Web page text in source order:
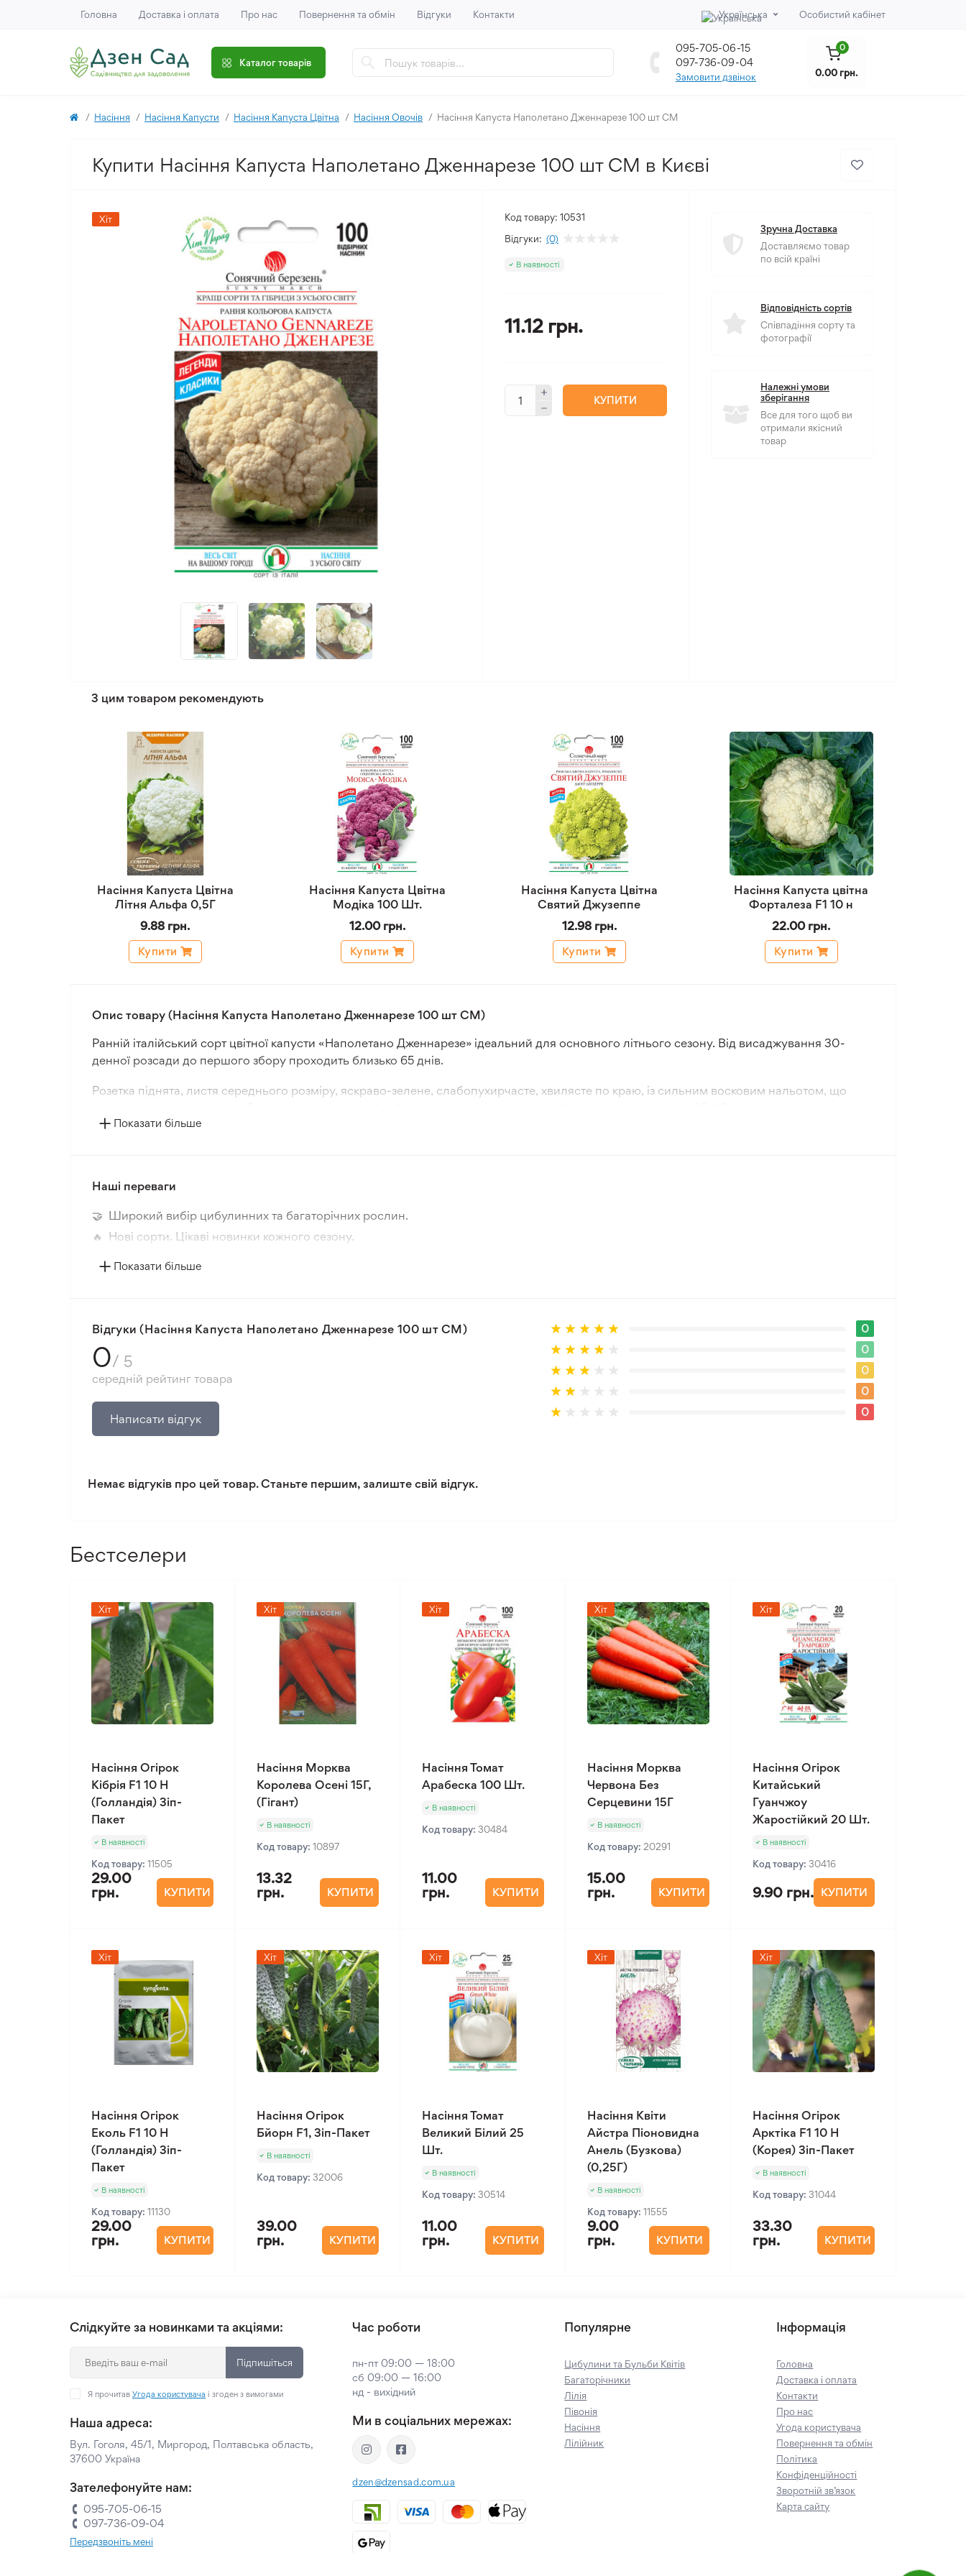
Головна Доставка і оплата Про нас Повернення та обмін Відгуки Контакти Українська Особистий кабінет
Каталог товарів
095-705-06-15
097-736-09-04
Замовити дзвінок
0
0.00 грн.
Насіння Насіння Капусти Насіння Капуста Цвітна Насіння Овочів Насіння Капуста Наполетано Дженнарезе 100 шт СМ
Купити Насіння Капуста Наполетано Дженнарезе 100 шт СМ в Києві
Хіт Код товару: 10531
Відгуки: (0)
В наявності
11.12 грн.
КУПИТИ
Зручна Доставка
Доставляємо товар
по всій країні
Відповідність сортів
Співпадіння сорту та
фотографії
Належні умови
зберігання
Все для того щоб ви
отримали якісний
товар
З цим товаром рекомендують
Насіння Капуста Цвітна
Літня Альфа 0,5Г
9.88 грн.
Купити
Насіння Капуста Цвітна
Модіка 100 Шт.
12.00 грн.
Купити
Насіння Капуста Цвітна
Святий Джузеппе
12.98 грн.
Купити
Насіння Капуста цвітна
Форталеза F1 10 н
22.00 грн.
Купити
Опис товару (Насіння Капуста Наполетано Дженнарезе 100 шт СМ)
Ранній італійський сорт цвітної капусти «Наполетано Дженнарезе» ідеальний для основного літнього сезону. Від висаджування 30-
денної розсади до першого збору проходить близько 65 днів.
Розетка піднята, листя середнього розміру, яскраво-зелене, слабопухирчасте, хвилясте по краю, із сильним восковим нальотом, що
Упаковка: 100 насінин.
Показати більше
Наші переваги
🤝 Широкий вибір цибулинних та багаторічних рослин.
🔥 Нові сорти. Цікаві новинки кожного сезону.
📸 Відповідність сортів. Співпадіння фотографії товара та реальної рослини.
Показати більше
Відгуки (Насіння Капуста Наполетано Дженнарезе 100 шт СМ)
0/ 5
середній рейтинг товара
Написати відгук
0
0
0
0
0
Немає відгуків про цей товар. Станьте першим, залиште свій відгук.
Бестселери
Хіт
Насіння Огірок
Кібрія F1 10 Н
(Голландія) Зіп-
Пакет
В наявності
Код товару: 11505
29.00
грн.
КУПИТИ
Хіт
Насіння Морква
Королева Осені 15Г,
(Гігант)
В наявності
Код товару: 10897
13.32
грн.
КУПИТИ
Хіт
Насіння Томат
Арабеска 100 Шт.
В наявності
Код товару: 30484
11.00
грн.
КУПИТИ
Хіт
Насіння Морква
Червона Без
Серцевини 15Г
В наявності
Код товару: 20291
15.00
грн.
КУПИТИ
Хіт
Насіння Огірок
Китайський
Гуанчжоу
Жаростійкий 20 Шт.
В наявності
Код товару: 30416
9.90 грн. КУПИТИ
Хіт
Насіння Огірок
Еколь F1 10 Н
(Голландія) Зіп-
Пакет
В наявності
Код товару: 11130
29.00
грн.
КУПИТИ
Хіт
Насіння Огірок
Бйорн F1, Зіп-Пакет
В наявності
Код товару: 32006
39.00
грн.
КУПИТИ
Хіт
Насіння Томат
Великий Білий 25
Шт.
В наявності
Код товару: 30514
11.00
грн.
КУПИТИ
Хіт
Насіння Квіти
Айстра Піоновидна
Анель (Бузкова)
(0,25Г)
В наявності
Код товару: 11555
9.00
грн.
КУПИТИ
Хіт
Насіння Огірок
Арктіка F1 10 Н
(Корея) Зіп-Пакет
В наявності
Код товару: 31044
33.30
грн.
КУПИТИ
Слідкуйте за новинками та акціями:
Підпишіться
Я прочитав Угода користувача і згоден з вимогами
Наша адреса:
Вул. Гоголя, 45/1, Миргород, Полтавська область,
37600 Україна
Зателефонуйте нам:
095-705-06-15
097-736-09-04
Передзвоніть мені
Час роботи
пн-пт 09:00 — 18:00
сб 09:00 — 16:00
нд - вихідний
Ми в соціальних мережах:
dzen@dzensad.com.ua
Популярне
Цибулини та Бульби Квітів
Багаторічники
Лілія
Півонія
Насіння
Лілійник
Інформація
Головна
Доставка і оплата
Контакти
Про нас
Угода користувача
Повернення та обмін
Політика
Конфіденційності
Зворотній зв’язок
Карта сайту